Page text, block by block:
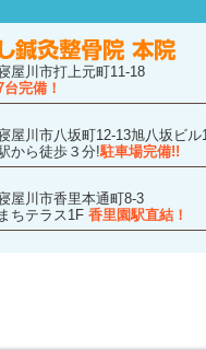
屋川市打上元町11-18
完備！
屋川市八坂町12-13旭八坂ビル
から徒歩３分!駐車場完備!!
屋川市香里本通町8-3
ちテラス1F 香里園駅直結！